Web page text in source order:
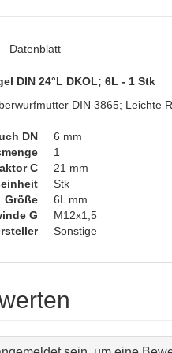
Datenblatt
DIN 24°L DKOL; 6L - 1 Stk
DIN 3865; Leichte
DN
6 mm
1
C
21 mm
Stk
Größe
6L mm
G
M12x1,5
Sonstige